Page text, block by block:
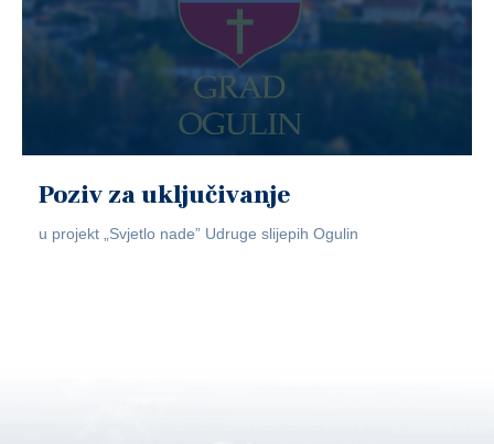
Poziv za uključivanje
u projekt „Svjetlo nade” Udruge slijepih Ogulin